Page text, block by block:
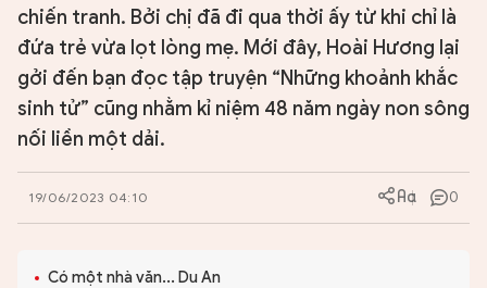
CHUYÊN TRANG
chiến tranh. Bởi chị đã đi qua thời ấy từ khi chỉ là
đứa trẻ vừa lọt lòng mẹ. Mới đây, Hoài Hương lại
gởi đến bạn đọc tập truyện “Những khoảnh khắc
sinh tử” cũng nhằm kỉ niệm 48 năm ngày non sông
nối liền một dải.
19/06/2023 04:10 0
Có một nhà văn... Du An